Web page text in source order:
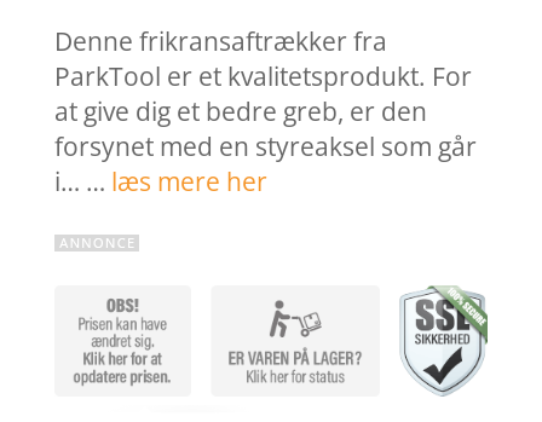
Denne frikransaftrækker fra
ParkTool er et kvalitetsprodukt. For
at give dig et bedre greb, er den
forsynet med en styreaksel som går
i… … læs mere her